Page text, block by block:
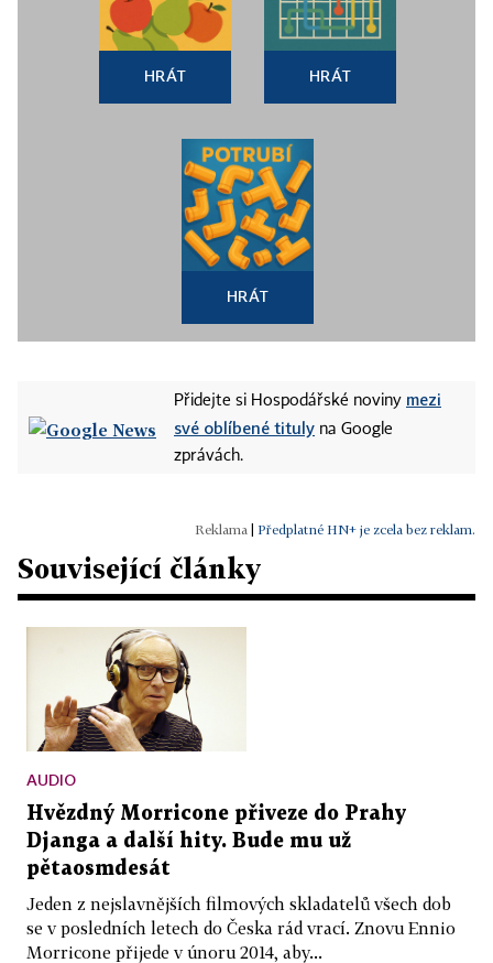
HRÁT HRÁT
HRÁT
Přidejte si Hospodářské noviny mezi
své oblíbené tituly na Google
zprávách.
Předplatné HN+ je zcela bez reklam.
Související články
AUDIO
Hvězdný Morricone přiveze do Prahy
Djanga a další hity. Bude mu už
pětaosmdesát
Jeden z nejslavnějších filmových skladatelů všech dob
se v posledních letech do Česka rád vrací. Znovu Ennio
Morricone přijede v únoru 2014, aby...